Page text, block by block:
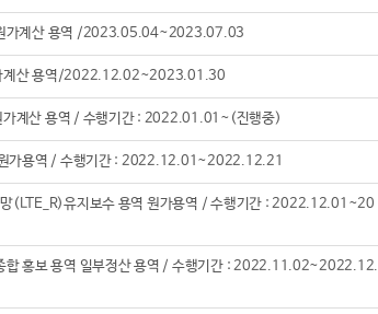
가계산 용역 /2023.05.04~2023.07.03
계산 용역/2022.12.02~2023.01.30
가계산 용역​ / 수행기간 : 2022.01.01~(진행중)
원가용역​​​​​​​​​ / 수행기간 : 2022.12.01~2022.12.21
망(LTE_R)유지보수 용역 원가용역​​​​​​​​ / 수행기간 : 2022.12.01~20
합 홍보 용역 일부정산 용역​​​​​​​ / 수행기간 : 2022.11.02~2022.12.